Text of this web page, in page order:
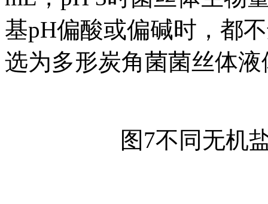
基pH偏酸或偏碱时，都
选为多形炭角菌菌丝体
图7不同无机